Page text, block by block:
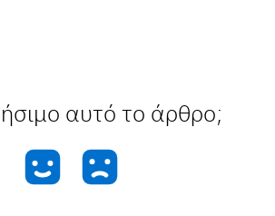
αυτό το άρθρο;